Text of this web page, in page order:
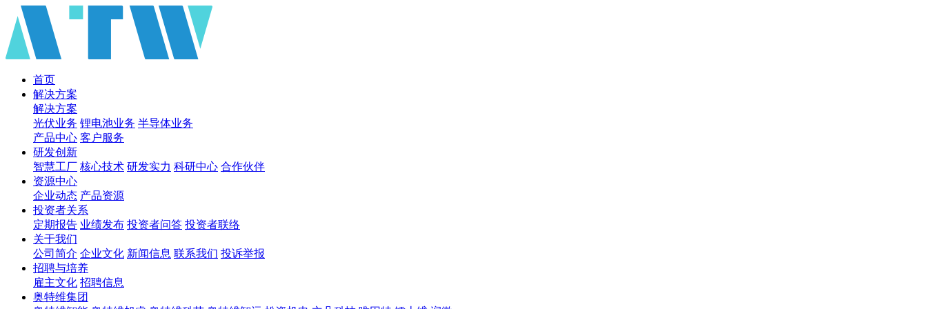
首页
解决方案
解决方案
光伏业务 锂电池业务 半导体业务
产品中心 客户服务
研发创新
智慧工厂 核心技术 研发实力 科研中心 合作伙伴
资源中心
企业动态 产品资源
投资者关系
定期报告 业绩发布 投资者问答 投资者联络
关于我们
公司简介 企业文化 新闻信息 联系我们 投诉举报
招聘与培养
雇主文化 招聘信息
奥特维集团